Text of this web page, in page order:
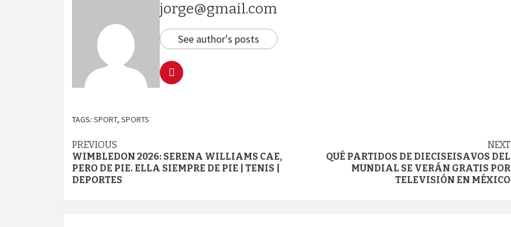
jorge@gmail.com
See author's posts
TAGS: SPORT, SPORTS
Continue
Reading
PREVIOUS
WIMBLEDON 2026: SERENA WILLIAMS CAE,
PERO DE PIE. ELLA SIEMPRE DE PIE | TENIS |
DEPORTES
NEXT
QUÉ PARTIDOS DE DIECISEISAVOS DEL
MUNDIAL SE VERÁN GRATIS POR
TELEVISIÓN EN MÉXICO